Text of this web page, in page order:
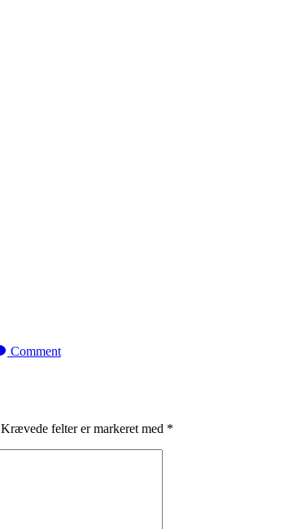
Comment
Krævede felter er markeret med *